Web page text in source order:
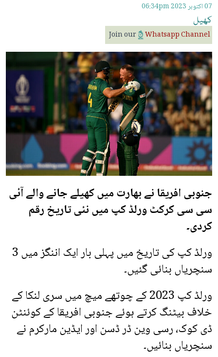
07 اکتوبر 2023 06:34pm
کھیل
Join our Whatsapp Channel
جنوبی افریقا نے بھارت میں کھیلے جانے والے آئی
سی سی کرکٹ ورلڈ کپ میں نئی تاریخ رقم
کردی۔
ورلڈ کپ کی تاریخ میں پہلی بار ایک اننگز میں 3
سنچریاں بنائی گئیں۔
ورلڈ کپ 2023 کے چوتھے میچ میں سری لنکا کے
خلاف بیٹنگ کرتے ہوئے جنوبی افریقا کے کوئنٹن
ڈی کوک، رسی وین ڈر ڈسن اور ایڈین مارکرم نے
سنچریاں بنائیں۔